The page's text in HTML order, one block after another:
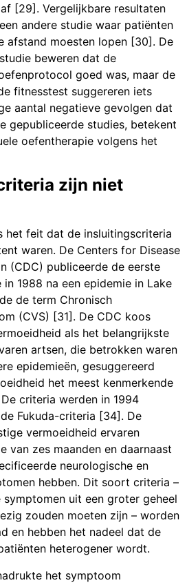
[29]. Vergelijkbare resultaten
andere studie waar patiënten
afstand moesten lopen [30]. De
beweren dat de
goed was, maar de
fitnesstest suggereren iets
aantal negatieve gevolgen dat
gepubliceerde studies, betekent
oefentherapie volgens het
zijn niet
het feit dat de insluitingscriteria
waren. De Centers for Disease
(CDC) publiceerde de eerste
1988 na een epidemie in Lake
de term Chronisch
(CVS) [31]. De CDC koos
als het belangrijkste
artsen, die betrokken waren
epidemieën, gesuggereerd
het meest kenmerkende
criteria werden in 1994
Fukuda-criteria [34]. De
vermoeidheid ervaren
van zes maanden en daarnaast
neurologische en
hebben. Dit soort criteria –
uit een groter geheel
zouden moeten zijn – worden
en hebben het nadeel dat de
heterogener wordt.
het symptoom